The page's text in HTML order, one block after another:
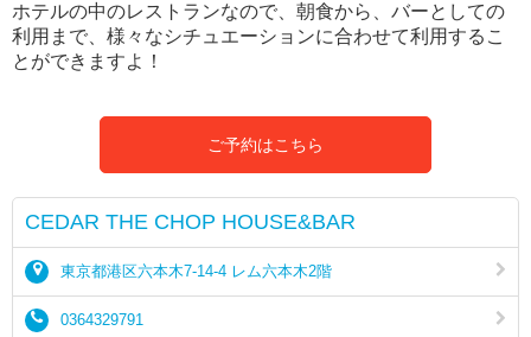
ホテルの中のレストランなので、朝食から、バーとしての
利用まで、様々なシチュエーションに合わせて利用するこ
とができますよ！
ご予約はこちら
CEDAR THE CHOP HOUSE&BAR
東京都港区六本木7-14-4 レム六本木2階
0364329791